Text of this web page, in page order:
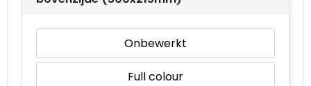
Onbewerkt
Full colour